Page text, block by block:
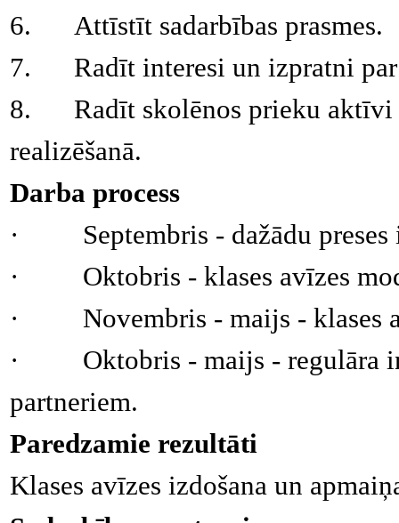
6.Attīstīt sadarbības prasmes.
7. Radīt interesi un izpratni
8. Radīt skolēnos prieku
realizēšanā.
Darba process
·
Septembris - dažādu
·
Oktobris - klases avīzes
·
Novembris - maijs - klases
·
Oktobris - maijs - regulāra
partneriem.
Paredzamie rezultāti
Klases avīzes izdošana un